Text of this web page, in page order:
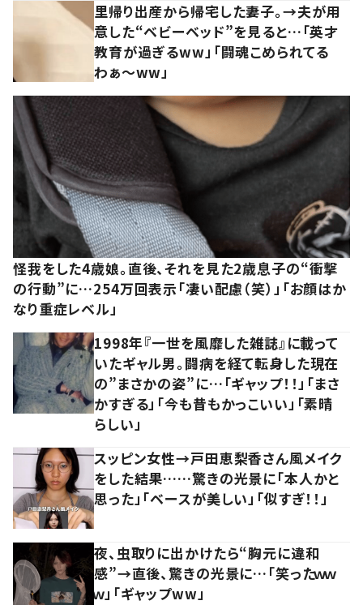
里帰り出産から帰宅した妻子。→夫が用
意した“ベビーベッド”を見ると…「英才
教育が過ぎるww」「闘魂こめられてる
わぁ～ww」
怪我をした4歳娘。直後、それを見た2歳息子の“衝撃
の行動”に…254万回表示「凄い配慮（笑）」「お顔はか
なり重症レベル」
1998年『一世を風靡した雑誌』に載って
いたギャル男。闘病を経て転身した現在
の”まさかの姿”に…「ギャップ！！」「まさ
かすぎる」「今も昔もかっこいい」「素晴
らしい」
スッピン女性→戸田恵梨香さん風メイク
をした結果……驚きの光景に「本人かと
思った」「ベースが美しい」「似すぎ！！」
夜、虫取りに出かけたら“胸元に違和
感”→直後、驚きの光景に…「笑ったｗｗ
ｗ」「ギャップww」